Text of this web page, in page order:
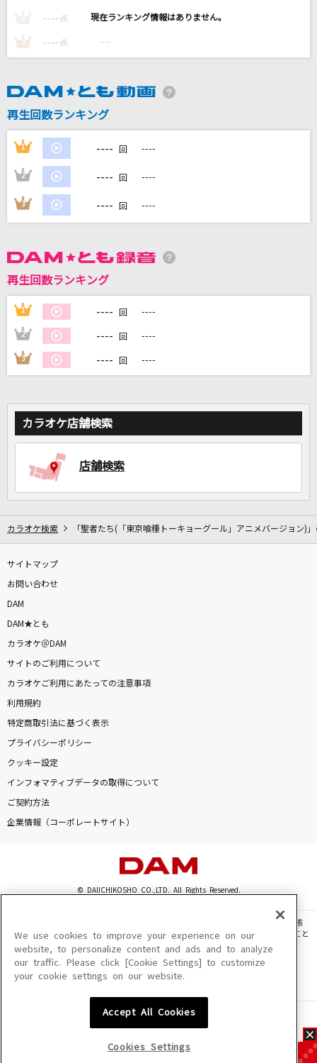
もっと見る
DAMの新曲・ランキングなど
DAMに会員登録・ログインして
家族や友達と一緒に！練習にも！
---- 点 ----
3 ---- 点 ----
再生回数ランキング
1 ---- 回 ----
2 ---- 回 ----
3 ---- 回 ----
再生回数ランキング
1 ---- 回 ----
2 ---- 回 ----
3 ---- 回 ----
カラオケ店舗検索
店舗検索
カラオケ検索 「聖者たち(「東京喰種トーキョーグール」アニメバージョン)
サイトマップ
お問い合わせ
DAM
DAM★とも
カラオケ＠DAM
サイトのご利用について
カラオケご利用にあたっての注意事項
利用規約
特定商取引法に基づく表示
プライバシーポリシー
クッキー設定
インフォマティブデータの取得について
ご契約方法
企業情報（コーポレートサイト）
© DAIICHIKOSHO CO.,LTD. All Rights Reserved.
このサイトに掲載されている一切の文章・画像・写真・動画・音声等を、手段や形態
を問わず、著作権法の定める範囲を超えて無断で複製、転載、ファイル化などすること
を禁じます。
楽曲及びコンテンツは、機種によりご利用いただけない場合があります。
楽曲及びコンテンツの配信日、配信内容が変更になる場合があります。
We use cookies to improve your experience on our
website, to personalize content and ads and to analyze
our traffic. Please click [Cookie Settings] to customize
your cookie settings on our website.
Accept All Cookies
Cookies Settings